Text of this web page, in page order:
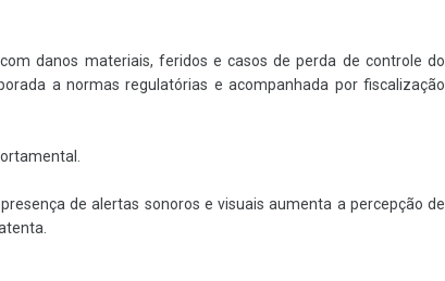
danos materiais, feridos e casos de perda de controle do
a normas regulatórias e acompanhada por fiscalização
de alertas sonoros e visuais aumenta a percepção de